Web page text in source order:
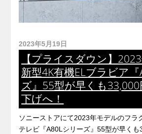
2023年5月19日
【プライスダウン】
新型4K有機ELブラビア
ズ』55型が早くも
下げへ！
ソニーストアにて2023年モデルのフラ
テレビ『A80Lシリーズ』55型が早く